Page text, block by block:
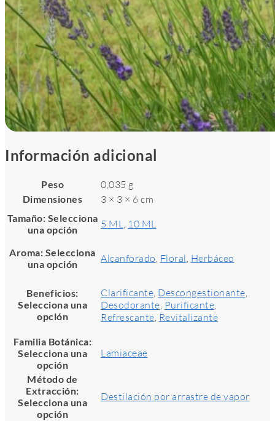
Información adicional
Peso 0,035 g
Dimensiones 3 × 3 × 6 cm
Tamaño: Selecciona
una opción
5 ML 10 ML
Aroma: Selecciona
una opción
Alcanforado Floral Herbáceo
Beneficios:
Selecciona una
opción
Clarificante Descongestionante
Desodorante Purificante
Refrescante Revitalizante
Familia Botánica:
Selecciona una
opción
Lamiaceae
Método de
Extracción:
Selecciona una
opción
Destilación por arrastre de vapor